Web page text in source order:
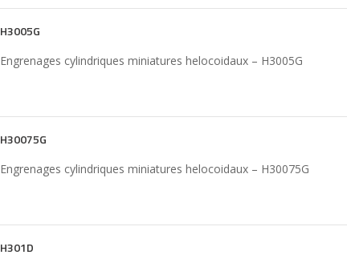
H3005G
Engrenages cylindriques miniatures helocoidaux – H3005G
H30075G
Engrenages cylindriques miniatures helocoidaux – H30075G
H301D